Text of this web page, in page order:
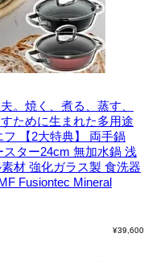
。焼く、煮る、蒸す、
ために生まれた多用途
フ 【2大特典】 両手鍋
ター24cm 無加水鍋 浅
材 強化ガラス製 食洗器
Fusiontec Mineral
¥39,600